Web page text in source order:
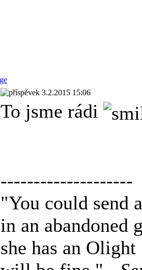
3.2.2015 15:06
To jsme rádi
--------------------
"You could send
in an abandoned
she has an